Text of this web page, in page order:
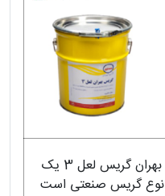
بهران گریس لعل 3 یک
نوع گریس صنعتی است